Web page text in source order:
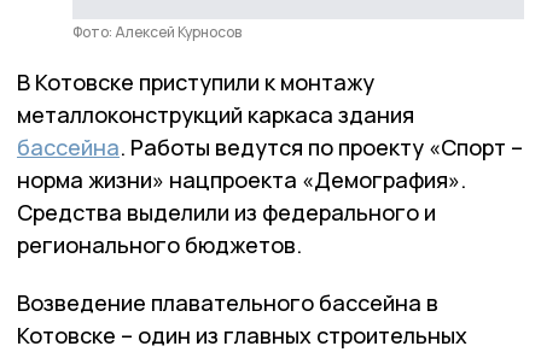
Фото: Алексей Курносов
В Котовске приступили к монтажу
металлоконструкций каркаса здания
бассейна. Работы ведутся по проекту «Спорт –
норма жизни» нацпроекта «Демография».
Средства выделили из федерального и
регионального бюджетов.
Возведение плавательного бассейна в
Котовске – один из главных строительных